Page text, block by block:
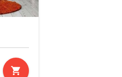
shopping_cart